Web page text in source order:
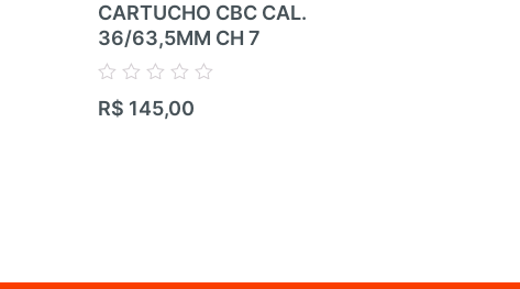
CARTUCHO CBC CAL.
36/63,5MM CH 7
Avaliação
0
R$ 145,00